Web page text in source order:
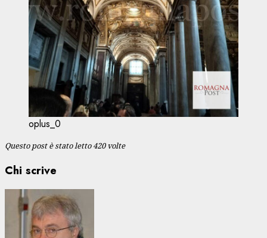
oplus_0
Questo post è stato letto 420 volte
Chi scrive